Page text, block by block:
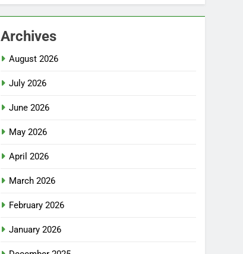
Archives
August 2026
July 2026
June 2026
May 2026
April 2026
March 2026
February 2026
January 2026